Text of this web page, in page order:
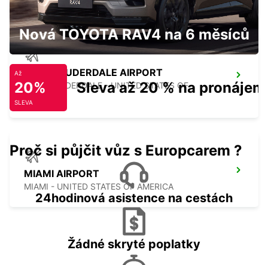
FORT LAUDERDALE AIRPORT
FORT LAUDERDALE - UNITED STATES OF
MIAMI AIRPORT
MIAMI - UNITED STATES OF AMERICA
Nová TOYOTA RAV4 na 6 měsíců
Až
20%
SLEVA
Sleva až 20 % na pronájem
Proč si půjčit vůz s Europcarem ?
24hodinová asistence na cestách
Žádné skryté poplatky